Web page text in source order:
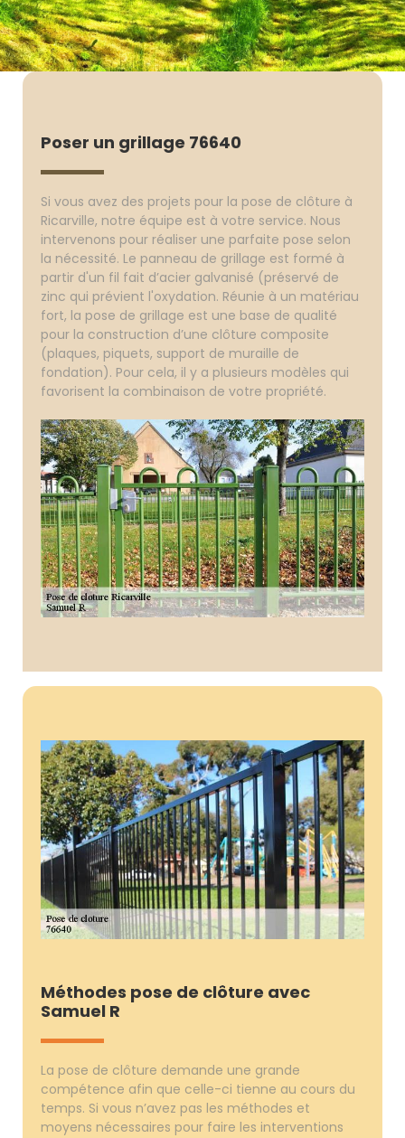
Poser un grillage 76640
Si vous avez des projets pour la pose de clôture à
Ricarville, notre équipe est à votre service. Nous
intervenons pour réaliser une parfaite pose selon
la nécessité. Le panneau de grillage est formé à
partir d'un fil fait d’acier galvanisé (préservé de
zinc qui prévient l'oxydation. Réunie à un matériau
fort, la pose de grillage est une base de qualité
pour la construction d’une clôture composite
(plaques, piquets, support de muraille de
fondation). Pour cela, il y a plusieurs modèles qui
favorisent la combinaison de votre propriété.
Méthodes pose de clôture avec
Samuel R
La pose de clôture demande une grande
compétence afin que celle-ci tienne au cours du
temps. Si vous n’avez pas les méthodes et
moyens nécessaires pour faire les interventions